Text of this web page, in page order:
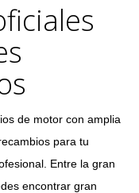
de motor con amplia
para tu
Entre la gran
encontrar gran